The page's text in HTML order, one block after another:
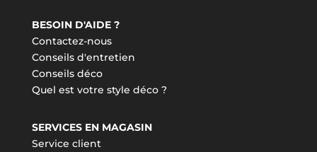
BESOIN D'AIDE ?
Contactez-nous
Conseils d'entretien
Conseils déco
Quel est votre style déco ?
SERVICES EN MAGASIN
Service client